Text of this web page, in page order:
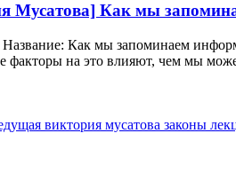
Мусатова] Как мы
Как мы запоминаем
факторы на это влияют, чем мы
виктория мусатова законы